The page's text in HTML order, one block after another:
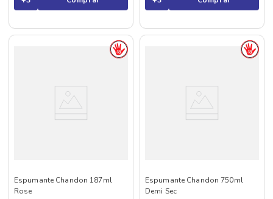
Espumante Chandon 187ml
Rose
Espumante Chandon 750ml
Demi Sec